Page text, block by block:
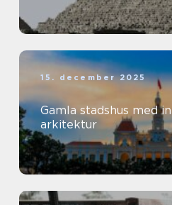
15. december 2025
Gamla stadshus med
arkitektur